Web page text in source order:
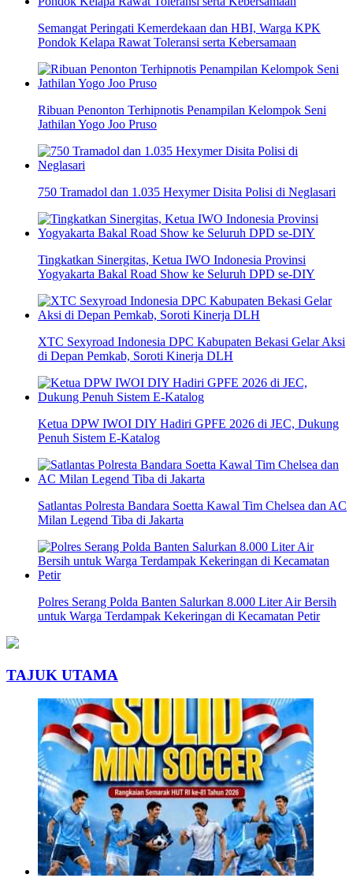
Semangat Peringati Kemerdekaan dan HBI, Warga KPK
Pondok Kelapa Rawat Toleransi serta Kebersamaan
Ribuan Penonton Terhipnotis Penampilan Kelompok Seni
Jathilan Yogo Joo Pruso
750 Tramadol dan 1.035 Hexymer Disita Polisi di Neglasari
Tingkatkan Sinergitas, Ketua IWO Indonesia Provinsi
Yogyakarta Bakal Road Show ke Seluruh DPD se-DIY
XTC Sexyroad Indonesia DPC Kabupaten Bekasi Gelar Aksi
di Depan Pemkab, Soroti Kinerja DLH
Ketua DPW IWOI DIY Hadiri GPFE 2026 di JEC, Dukung
Penuh Sistem E-Katalog
Satlantas Polresta Bandara Soetta Kawal Tim Chelsea dan AC
Milan Legend Tiba di Jakarta
Polres Serang Polda Banten Salurkan 8.000 Liter Air Bersih
untuk Warga Terdampak Kekeringan di Kecamatan Petir
TAJUK UTAMA